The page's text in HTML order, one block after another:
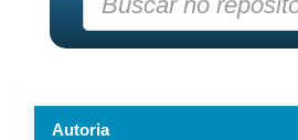
Autoria